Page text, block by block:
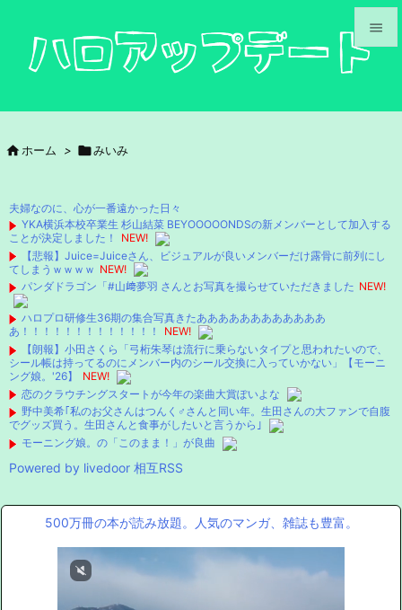



次へ

 ホーム > みいみ
夫婦なのに、心が一番遠かった日々
YKA横浜本校卒業生 杉山結菜 BEYOOOOONDSの新メンバーとして加入する
ことが決定しました！
NEW!
【悲報】Juice=Juiceさん、ビジュアルが良いメンバーだけ露骨に前列にし
てしまうｗｗｗｗ NEW!
パンダドラゴン「#山﨑夢羽 さんとお写真を撮らせていただきました NEW!
ハロプロ研修生36期の集合写真きたああああああああああああ
あ！！！！！！！！！！！！！
NEW!
【朗報】小田さくら「弓桁朱琴は流行に乗らないタイプと思われたいので、
シール帳は持ってるのにメンバー内のシール交換に入っていかない」【モーニ
ング娘。'26】
NEW!
恋のクラウチングスタートが今年の楽曲大賞ぽいよな
野中美希｢私のお父さんはつんく♂さんと同い年。生田さんの大ファンで自腹
でグッズ買う。生田さんと食事がしたいと言うから｣
モーニング娘。の「このまま！」が良曲
Powered by livedoor 相互RSS
500万冊の本が読み放題。人気のマンガ、雑誌も豊富。